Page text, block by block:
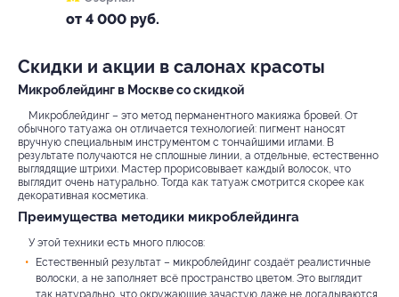
от 4 000 руб.
Скидки и акции в салонах красоты
Микроблейдинг в Москве со скидкой
Микроблейдинг – это метод перманентного макияжа бровей. От
обычного татуажа он отличается технологией: пигмент наносят
вручную специальным инструментом с тончайшими иглами. В
результате получаются не сплошные линии, а отдельные, естественно
выглядящие штрихи. Мастер прорисовывает каждый волосок, что
выглядит очень натурально. Тогда как татуаж смотрится скорее как
декоративная косметика.
Преимущества методики микроблейдинга
У этой техники есть много плюсов:
Естественный результат – микроблейдинг создаёт реалистичные
волоски, а не заполняет всё пространство цветом. Это выглядит
так натурально, что окружающие зачастую даже не догадываются